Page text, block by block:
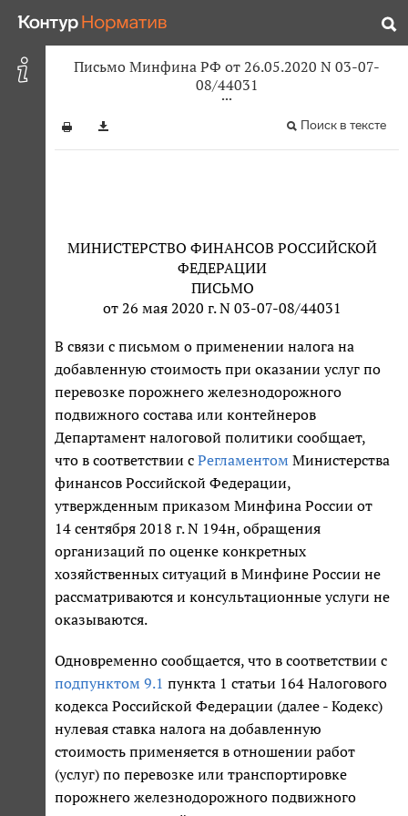
Письмо Минфина РФ от 26.05.2020 N 03-07-
08/44031
Поиск в тексте
МИНИСТЕРСТВО ФИНАНСОВ РОССИЙСКОЙ
ФЕДЕРАЦИИ
ПИСЬМО
от 26 мая 2020 г. N 03-07-08/44031
В связи с письмом о применении налога на
добавленную стоимость при оказании услуг по
перевозке порожнего железнодорожного
подвижного состава или контейнеров
Департамент налоговой политики сообщает,
что в соответствии с Регламентом Министерства
финансов Российской Федерации,
утвержденным приказом Минфина России от
14 сентября 2018 г. N 194н, обращения
организаций по оценке конкретных
хозяйственных ситуаций в Минфине России не
рассматриваются и консультационные услуги не
оказываются.
Одновременно сообщается, что в соответствии с
подпунктом 9.1 пункта 1 статьи 164 Налогового
кодекса Российской Федерации (далее - Кодекс)
нулевая ставка налога на добавленную
стоимость применяется в отношении работ
(услуг) по перевозке или транспортировке
порожнего железнодорожного подвижного